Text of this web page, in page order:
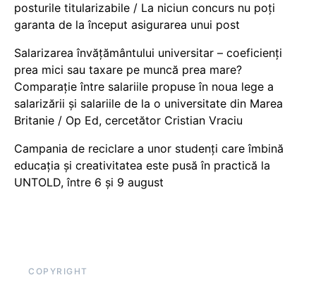
posturile titularizabile / La niciun concurs nu poți
garanta de la început asigurarea unui post
Salarizarea învățământului universitar – coeficienți
prea mici sau taxare pe muncă prea mare?
Comparație între salariile propuse în noua lege a
salarizării și salariile de la o universitate din Marea
Britanie / Op Ed, cercetător Cristian Vraciu
Campania de reciclare a unor studenți care îmbină
educația și creativitatea este pusă în practică la
UNTOLD, între 6 și 9 august
COPYRIGHT